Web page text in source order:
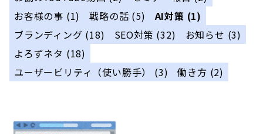
お客様の事 (1) 戦略の話 (5) AI対策 (1)
ブランディング (18) SEO対策 (32) お知らせ (3)
よろずネタ (18)
ユーザービリティ（使い勝手） (3) 働き方 (2)